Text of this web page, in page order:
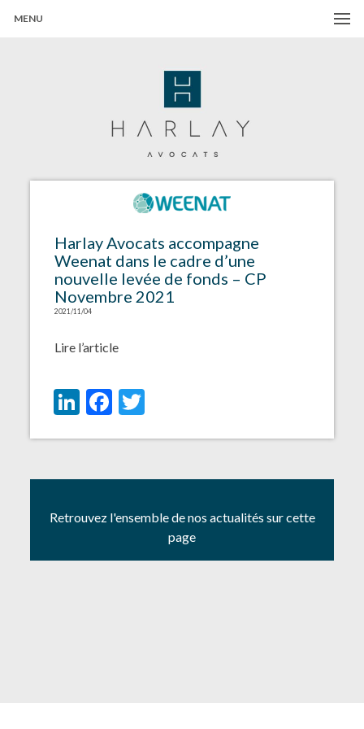
MENU
Harlay Avocats accompagne
Weenat dans le cadre d’une
nouvelle levée de fonds – CP
Novembre 2021
2021/11/04
Lire l’article
LinkedIn
Facebook
Twitter
Retrouvez l'ensemble de nos actualités sur cette
page